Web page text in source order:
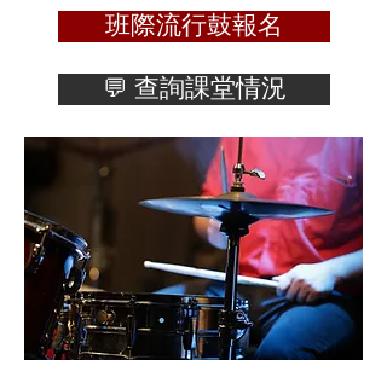
班際流行鼓報名
💬 查詢課堂情況